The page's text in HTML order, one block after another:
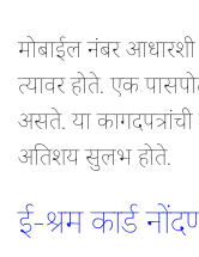
मोबाईल नंबर
त्यावर होते. एक
असते. या
अतिशय सुलभ होते.
ई-श्रम कार्ड